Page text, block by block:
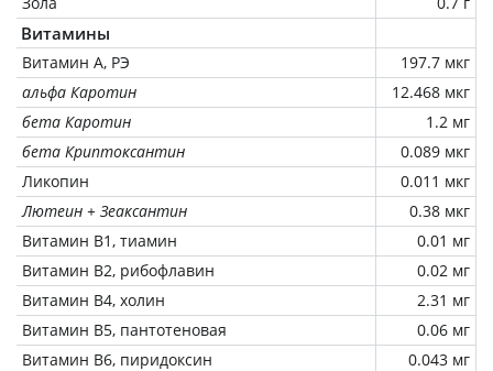
Витамины
Витамин А, РЭ
197.7 мкг
альфа Каротин
12.468 мкг
бета Каротин
1.2 мг
бета Криптоксантин
0.089 мкг
Ликопин
0.011 мкг
Лютеин + Зеаксантин
0.38 мкг
Витамин В1, тиамин
0.01 мг
Витамин В2, рибофлавин
0.02 мг
Витамин В4, холин
2.31 мг
Витамин В5, пантотеновая
0.06 мг
Витамин В6, пиридоксин
0.043 мг